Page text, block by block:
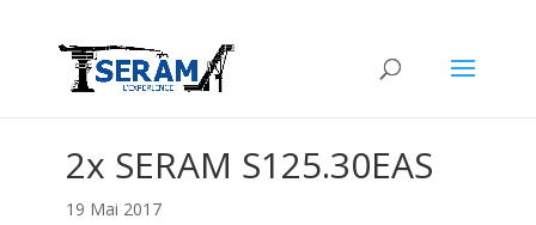
2x SERAM S125.30EAS
19 Mai 2017